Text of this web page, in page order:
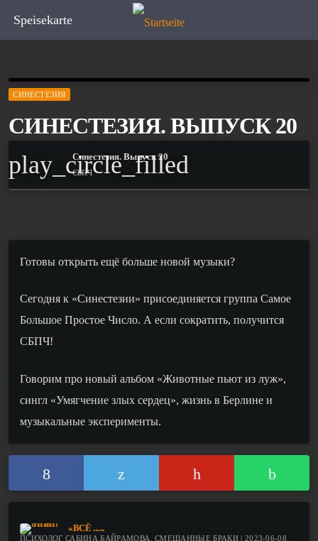
Speisekarte
СИНЕСТЕЗИЯ
СИНЕСТЕЗИЯ. ВЫПУСК 20
play_circle_filled
Синестезия. Выпуск 20
СБПЧ
Готовы открыть ещё больше новой музыки?
Сегодня к «Синестезии» присоединяется группа Самое
Большое Простое Число. А если сократить, получится
СБПЧ!
Говорим про новый альбом «Животные пьют из луж»,
сингл «Умягчение злых сердец», жизнь в Берлине и
музыкальные эксперименты.
«ВСЁ ......
ПСИХОЛОГ САБИНА БАЙРАМОВА. СМЕШАННЫЕ БРАКИ | 2023-06-08